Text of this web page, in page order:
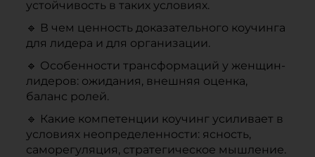
устойчивость в таких условиях.
🔹 В чем ценность доказательного коучинга
для лидера и для организации.
🔹 Особенности трансформаций у женщин-
лидеров: ожидания, внешняя оценка,
баланс ролей.
🔹 Какие компетенции коучинг усиливает в
условиях неопределенности: ясность,
саморегуляция, стратегическое мышление.